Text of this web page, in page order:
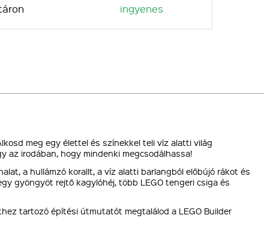
ingyenes
meg egy élettel és színekkel teli víz alatti világ
az irodában, hogy mindenki megcsodálhassa!
a hullámzó korallt, a víz alatti barlangból előbújó rákot és
gyöngyöt rejtő kagylóhéj, több LEGO tengeri csiga és
tartozó építési útmutatót megtalálod a LEGO Builder